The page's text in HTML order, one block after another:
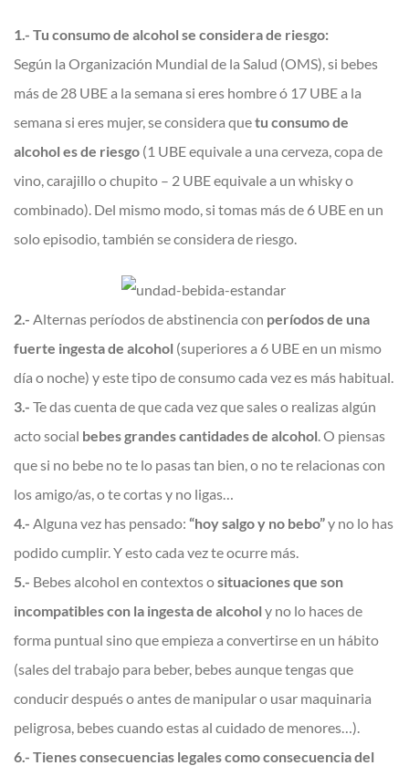
1.- Tu consumo de alcohol se considera de riesgo:
Según la Organización Mundial de la Salud (OMS), si bebes
más de 28 UBE a la semana si eres hombre ó 17 UBE a la
semana si eres mujer, se considera quetu consumo de
alcohol es de riesgo (1 UBE equivale a una cerveza, copa de
vino, carajillo o chupito – 2 UBE equivale a un whisky o
combinado). Del mismo modo, si tomas más de 6 UBE en un
solo episodio, también se considera de riesgo.
2.- Alternas períodos de abstinencia con períodos de una
fuerte ingesta de alcohol (superiores a 6 UBE en un mismo
día o noche) y este tipo de consumo cada vez es más habitual.
3.- Te das cuenta de que cada vez que sales o realizas algún
acto social bebes grandes cantidades de alcohol. O piensas
que si no bebe no te lo pasas tan bien, o no te relacionas con
los amigo/as, o te cortas y no ligas…
4.- Alguna vez has pensado: “hoy salgo y no bebo”y no lo has
podido cumplir. Y esto cada vez te ocurre más.
5.- Bebes alcohol en contextos osituaciones que son
incompatibles con la ingesta de alcohol y no lo haces de
forma puntual sino que empieza a convertirse en un hábito
(sales del trabajo para beber, bebes aunque tengas que
conducir después o antes de manipular o usar maquinaria
peligrosa, bebes cuando estas al cuidado de menores…).
6.- Tienes consecuencias legales como consecuencia del